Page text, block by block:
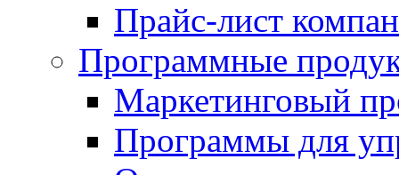
Прайс-лист
Программные
Маркетинговый
Программы для